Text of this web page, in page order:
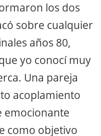
los dos
sobre cualquier
años 80,
yo conocí muy
Una pareja
acoplamiento
emocionante
como objetivo